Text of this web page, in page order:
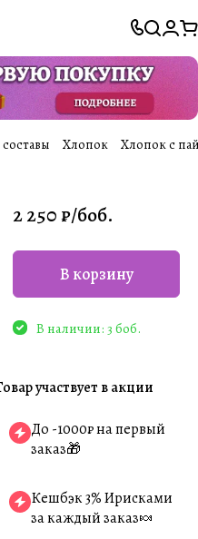
Хлопок Хлопок с
2 250 ₽/боб.
В корзину
В наличии: 3 боб.
участвует в акции
До -1000₽ на первый
заказ🎁
Кешбэк 3% Ирисками
за каждый заказ🍬